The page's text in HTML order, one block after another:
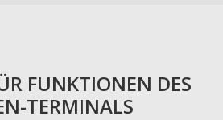
FUNKTIONEN DES
TERMINALS